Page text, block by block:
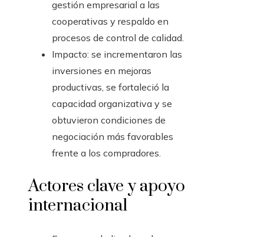
gestión empresarial a las
cooperativas y respaldo en
procesos de control de calidad.
Impacto: se incrementaron las
inversiones en mejoras
productivas, se fortaleció la
capacidad organizativa y se
obtuvieron condiciones de
negociación más favorables
frente a los compradores.
Actores clave y apoyo
internacional